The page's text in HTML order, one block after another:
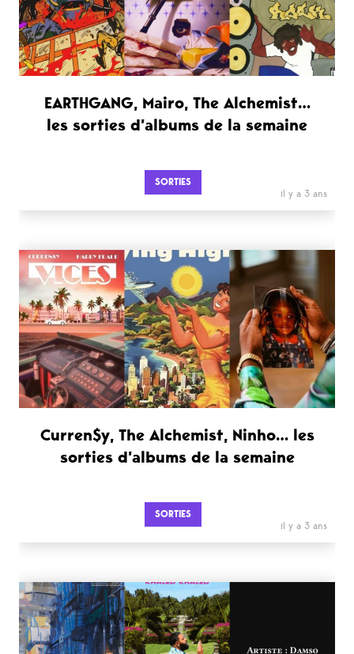
EARTHGANG, Mairo, The Alchemist…
les sorties d’albums de la semaine
SORTIES
il y a 3 ans
Curren$y, The Alchemist, Ninho… les
sorties d’albums de la semaine
SORTIES
il y a 3 ans